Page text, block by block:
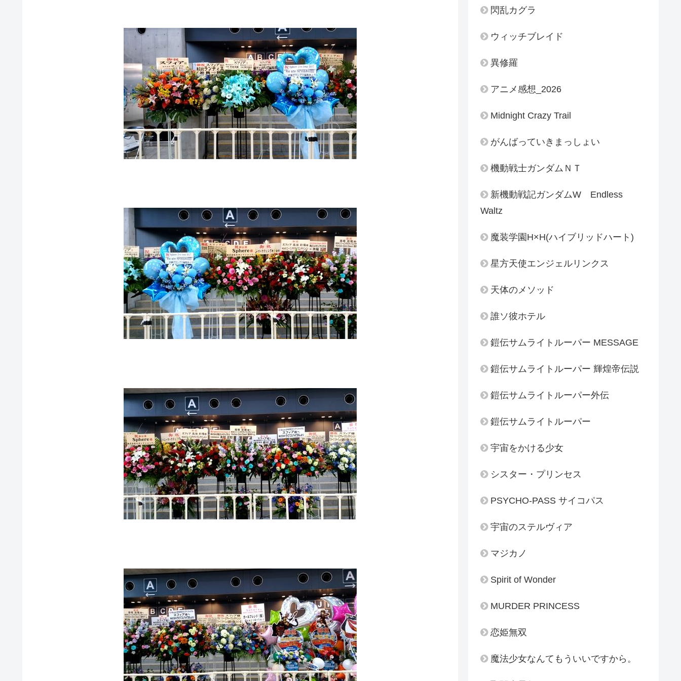
閃乱カグラ
ウィッチブレイド
異修羅
アニメ感想_2026
Midnight Crazy Trail
がんばっていきまっしょい
機動戦士ガンダムＮＴ
新機動戦記ガンダムW Endless
Waltz
魔装学園H×H(ハイブリッドハート)
星方天使エンジェルリンクス
天体のメソッド
誰ソ彼ホテル
鎧伝サムライトルーパー MESSAGE
鎧伝サムライトルーパー 輝煌帝伝説
鎧伝サムライトルーパー外伝
鎧伝サムライトルーパー
宇宙をかける少女
シスター・プリンセス
PSYCHO-PASS サイコパス
宇宙のステルヴィア
マジカノ
Spirit of Wonder
MURDER PRINCESS
恋姫無双
魔法少女なんてもういいですから。